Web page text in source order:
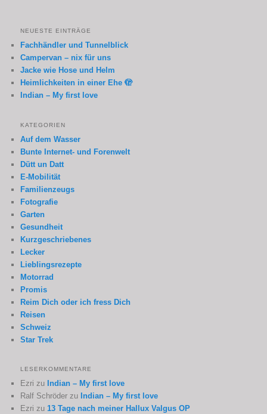
NEUESTE EINTRÄGE
Fachhändler und Tunnelblick
Campervan – nix für uns
Jacke wie Hose und Helm
Heimlichkeiten in einer Ehe 🫣
Indian – My first love
KATEGORIEN
Auf dem Wasser
Bunte Internet- und Forenwelt
Dütt un Datt
E-Mobilität
Familienzeugs
Fotografie
Garten
Gesundheit
Kurzgeschriebenes
Lecker
Lieblingsrezepte
Motorrad
Promis
Reim Dich oder ich fress Dich
Reisen
Schweiz
Star Trek
LESERKOMMENTARE
Ezri zu Indian – My first love
Ralf Schröder zu Indian – My first love
Ezri zu13 Tage nach meiner Hallux Valgus OP